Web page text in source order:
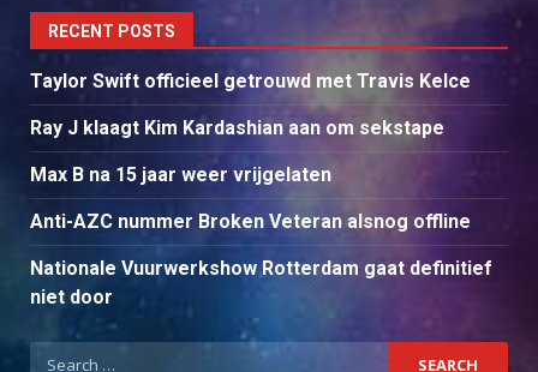
RECENT POSTS
Taylor Swift officieel getrouwd met Travis Kelce
Ray J klaagt Kim Kardashian aan om sekstape
Max B na 15 jaar weer vrijgelaten
Anti-AZC nummer Broken Veteran alsnog offline
Nationale Vuurwerkshow Rotterdam gaat definitief
niet door
Search